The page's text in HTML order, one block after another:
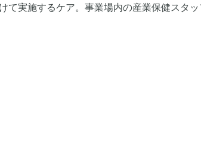
て実施するケア。事業場内の産業保健スタ